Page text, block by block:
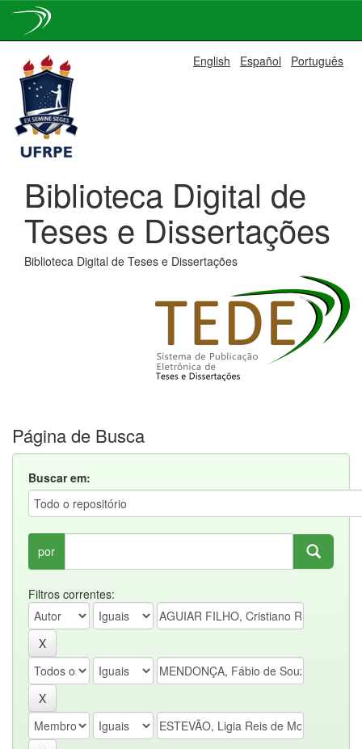
navigation
English Español Português
Biblioteca Digital de
Teses e Dissertações
Biblioteca Digital de Teses e Dissertações
Página de Busca
Buscar em:
por
Filtros correntes: